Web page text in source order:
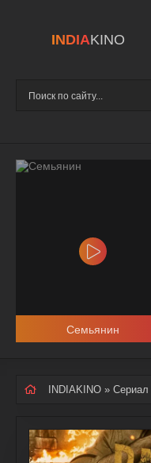
INDIAKINO
Семьянин
INDIAKINO » Сериал